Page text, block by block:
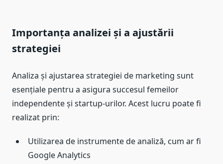
Importanța analizei și a ajustării
strategiei
Analiza și ajustarea strategiei de marketing sunt
esențiale pentru a asigura succesul femeilor
independente și startup-urilor. Acest lucru poate fi
realizat prin:
Utilizarea de instrumente de analiză, cum ar fi
Google Analytics